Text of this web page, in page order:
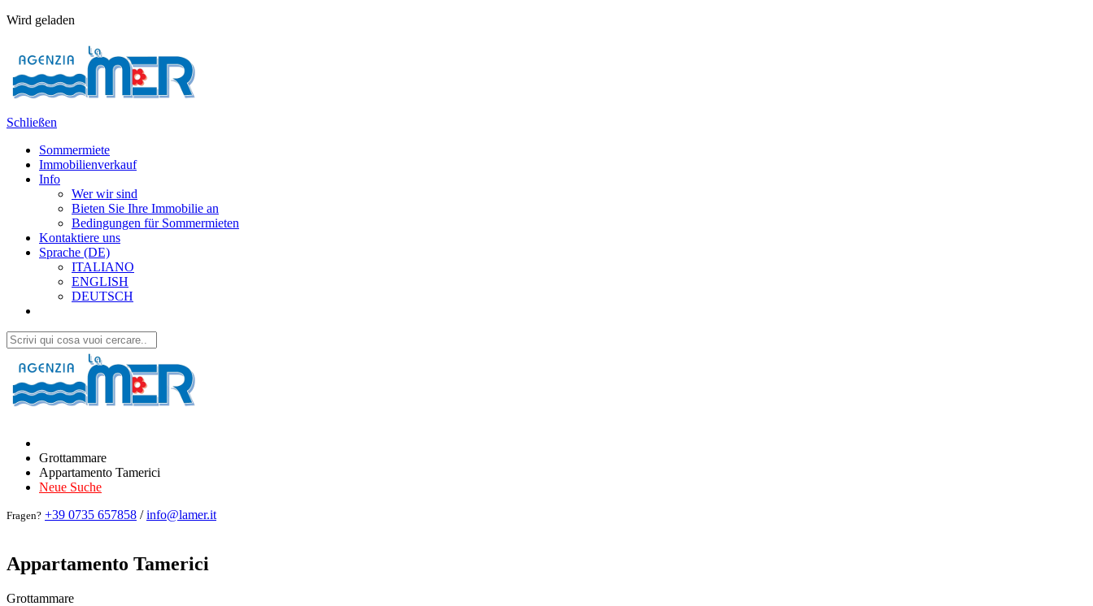
Wird geladen
Schließen
Sommermiete
Immobilienverkauf
Info
Wer wir sind
Bieten Sie Ihre Immobilie an
Bedingungen für Sommermieten
Kontaktiere uns
Sprache (DE)
ITALIANO
ENGLISH
DEUTSCH
Grottammare
Appartamento Tamerici
Neue Suche
Fragen? +39 0735 657858 /info@lamer.it
Appartamento Tamerici
Grottammare